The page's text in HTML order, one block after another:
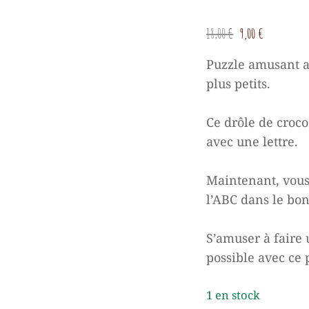
18,00€ Le
initial
était :
9,00 €
est :
Puzzle amusant
plus petits.
Ce drôle de
avec une lettre.
Maintenant,
l’ABC dans le
S’amuser à
possible avec ce
1 en stock